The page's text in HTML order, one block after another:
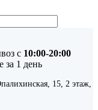
с 10:00-20:00
за 1 день
15, 2 этаж,